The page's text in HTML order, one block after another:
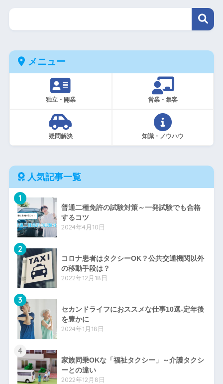
メニュー
独立・開業 営業・集客
疑問解決 知識・ノウハウ
人気記事一覧
1
普通二種免許の試験対策～一発試験でも合格
するコツ
2024年4月10日
2
コロナ患者はタクシーOK？公共交通機関以外
の移動手段は？
2022年12月18日
3
セカンドライフにおススメな仕事10選-定年後
を豊かに
2024年1月18日
4
家族同乗OKな「福祉タクシー」～介護タクシ
ーとの違い
2022年12月8日